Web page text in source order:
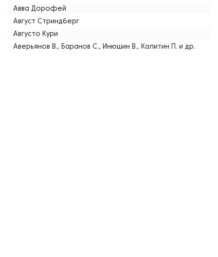
Авва Дорофей
Август Стриндберг
Августо Кури
Аверьянов В., Баранов С., Инюшин В., Калитин П. и др.